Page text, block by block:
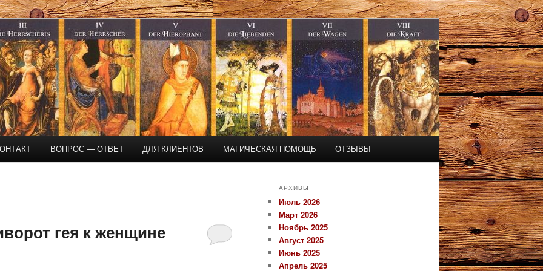
помощь
ВОПРОС — ОТВЕТ ДЛЯ КЛИЕНТОВ МАГИЧЕСКАЯ ПОМОЩЬ ОТЗЫВЫ
гея к женщине
АРХИВЫ
Июль 2026
Март 2026
Ноябрь 2025
Август 2025
Июнь 2025
Апрель 2025